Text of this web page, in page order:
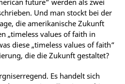
future“ werden als zwei
Und man stockt bei der
die amerikanische Zukunft
„timeless values of faith in
diese „timeless values of faith“
die die Zukunft gestaltet?
Es handelt sich